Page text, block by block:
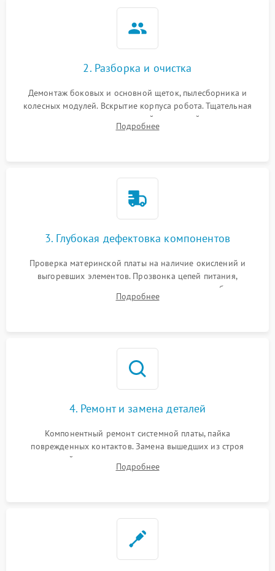
2. Разборка и очистка
Демонтаж боковых и основной щеток, пылесборника и
колесных модулей. Вскрытие корпуса робота. Тщательная
очистка внутренних полостей, шестерней и плат от
скопившейся пыли, волос и шерсти животных с
Подробнее
3. Глубокая дефектовка компонентов
Проверка материнской платы на наличие окислений и
выгоревших элементов. Прозвонка цепей питания,
тестирование приводных моторов колес и турбины
всасывания. Оценка состояния оптических и инфракрасных
Подробнее
4. Ремонт и замена деталей
Компонентный ремонт системной платы, пайка
поврежденных контактов. Замена вышедших из строя
двигателей, изношенного аккумулятора, неисправного
лидара или помпы подачи воды. Восстановление шлейфов и
Подробнее